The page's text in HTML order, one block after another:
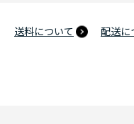
送料について 配送に